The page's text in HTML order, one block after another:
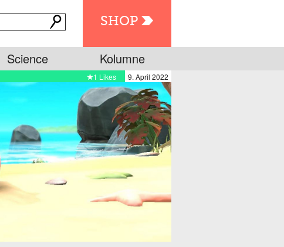
SHOP
Science Kolumne
9. April 2022
1 Likes